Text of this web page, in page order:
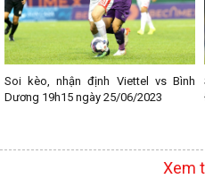
Soi kèo, nhận định Viettel vs Bình
Dương 19h15 ngày 25/06/2023
Xem